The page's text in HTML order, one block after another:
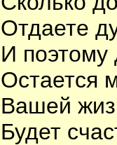
Отдаете
И поэтому
Остается
Вашей
Будет